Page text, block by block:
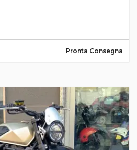
Pronta Consegna